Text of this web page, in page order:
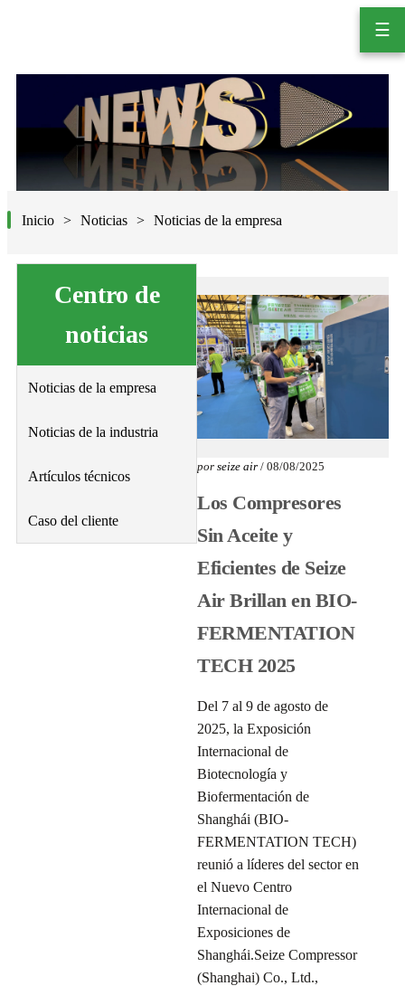
☰
Inicio Noticias Noticias de la empresa
Centro de
noticias
Noticias de la empresa
Noticias de la industria
Artículos técnicos
Caso del cliente
por seize air / 08/08/2025
Los Compresores
Sin Aceite y
Eficientes de Seize
Air Brillan en BIO-
FERMENTATION
TECH 2025
Del 7 al 9 de agosto de
2025, la Exposición
Internacional de
Biotecnología y
Biofermentación de
Shanghái (BIO-
FERMENTATION TECH)
reunió a líderes del sector en
el Nuevo Centro
Internacional de
Exposiciones de
Shanghái.Seize Compressor
(Shanghai) Co., Ltd.,